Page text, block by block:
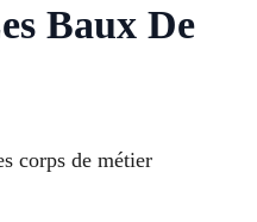
Baux De
corps de métier